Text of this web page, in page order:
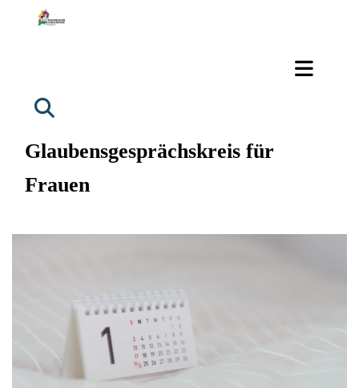
Glaubensgesprächskreis für
Frauen